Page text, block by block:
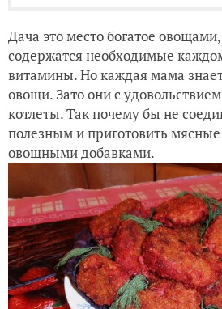
Дача это место богатое
содержатся необходимые
витамины. Но каждая мама
овощи. Зато они с
котлеты. Так почему бы не
полезным и приготовить мясные
овощными добавками.